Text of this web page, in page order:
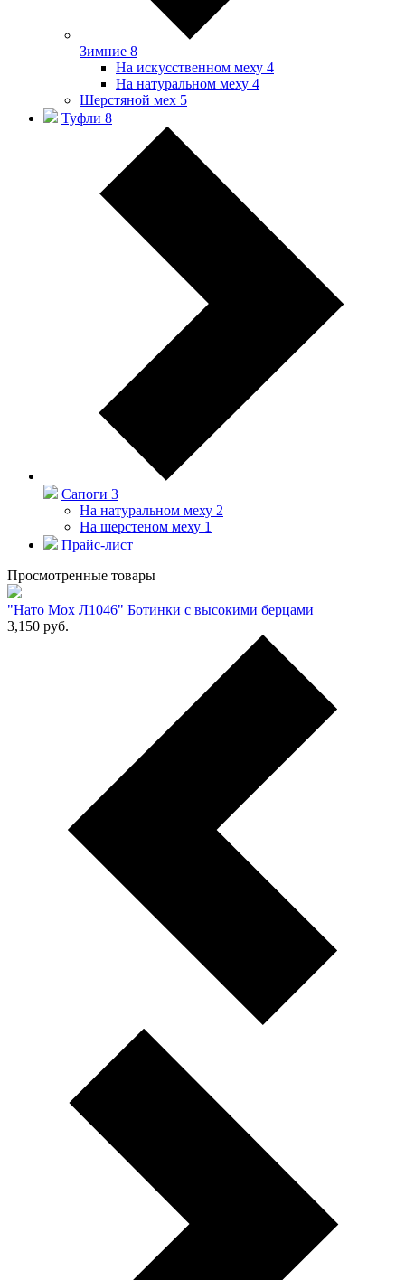
Зимние 8
На искусственном меху 4
На натуральном меху 4
Шерстяной мех 5
Туфли 8
Сапоги 3
На натуральном меху 2
На шерстеном меху 1
Прайс-лист
Просмотренные товары
"Нато Мох Л1046" Ботинки с высокими берцами
3,150 руб.